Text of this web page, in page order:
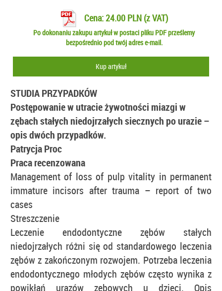
Cena: 24.00 PLN (z VAT)
Po dokonaniu zakupu artykuł w postaci pliku PDF prześlemy
bezpośrednio pod twój adres e-mail.
Kup artykuł
STUDIA PRZYPADKÓW
Postępowanie w utracie żywotności miazgi w
zębach stałych niedojrzałych siecznych po urazie –
opis dwóch przypadków.
Patrycja Proc
Praca recenzowana
Management of loss of pulp vitality in permanent
immature incisors after trauma – report of two
cases
Streszczenie
Leczenie endodontyczne zębów stałych
niedojrzałych różni się od standardowego leczenia
zębów z zakończonym rozwojem. Potrzeba leczenia
endodontycznego młodych zębów często wynika z
powikłań urazów zębowych u dzieci. Opis